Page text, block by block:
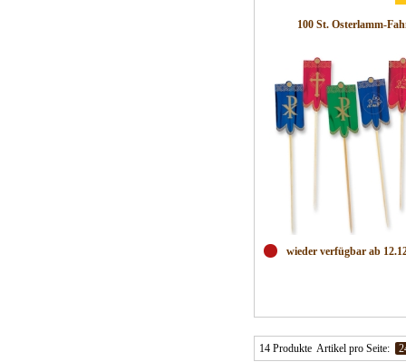
100 St. Osterlamm-
wieder verfügbar ab
14 Produkte Artikel pro Seite: